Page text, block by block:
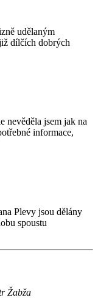
udělaným
dílčích dobrých
nevěděla jsem jak na
informace,
Plevy jsou dělány
spoustu
Žabža